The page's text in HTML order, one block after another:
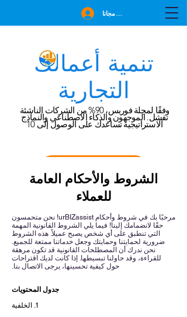
تنمية أعمالك
التجارية
وفقًا لمجلة فوربس، 90% من الشركات الناشئة
تفشل. الموجهون والذكاء الاصطناعي والنماذج
الاستراتيجية تساعدك على الوصول إلى 10
انضم مجانا
الشروط والأحكام العامة
للعملاء
مرحبًا بك في شروط وأحكام urBIZassist! نحن متحمسون
حقًا لانضمامك إلينا! فيما يلي الشروط القانونية المهمة
التي تنطبق على أي شخص يصبح عميلاً. هذه الشروط
ضرورية لحمايتنا وحمايتك وجعل خدماتنا ممتعة للجميع.
نحن ندرك أن المصطلحات القانونية قد تكون مرهقة
للقراءة، وقد حاولنا تبسيطها. إذا كانت لديك اقتراحات
حول كيفية تحسينها، يرجى الاتصال بنا.
جدول المحتويات
1. الخلفية